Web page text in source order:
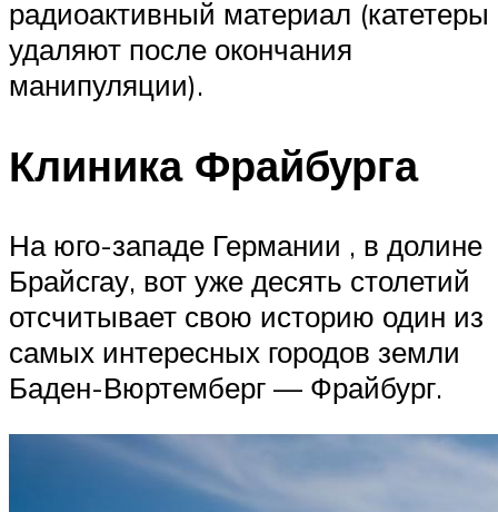
радиоактивный материал (катетеры
удаляют после окончания
манипуляции).
Клиника Фрайбурга
На юго-западе Германии , в долине
Брайсгау, вот уже десять столетий
отсчитывает свою историю один из
самых интересных городов земли
Баден-Вюртемберг — Фрайбург.